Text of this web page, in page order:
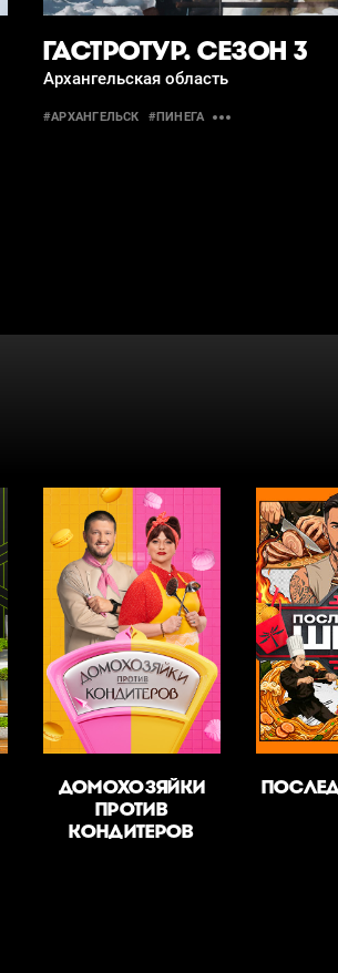
ГАСТРОТУР. СЕЗОН 3
Архангельская область
#АРХАНГЕЛЬСК #ПИНЕГА
ДОМОХОЗЯЙКИ
ПРОТИВ
КОНДИТЕРОВ